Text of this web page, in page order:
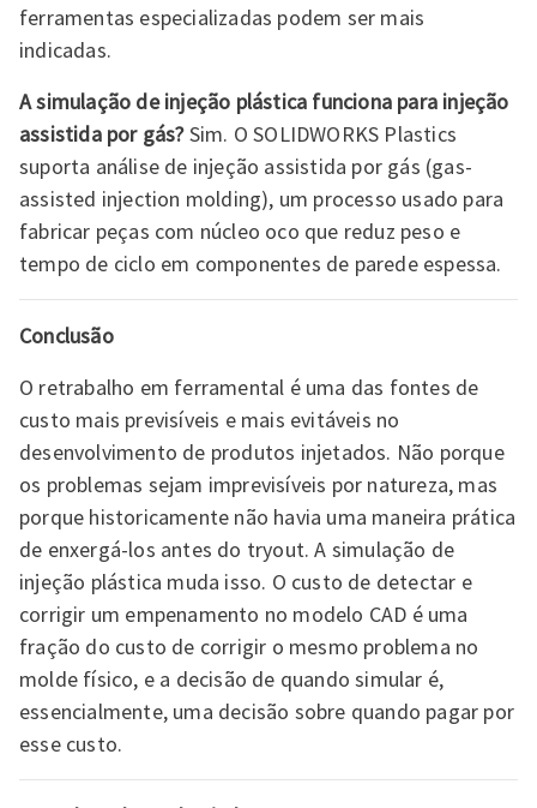
ferramentas especializadas podem ser mais
indicadas.
A simulação de injeção plástica funciona para injeção
assistida por gás?Sim. O SOLIDWORKS Plastics
suporta análise de injeção assistida por gás (gas-
assisted injection molding), um processo usado para
fabricar peças com núcleo oco que reduz peso e
tempo de ciclo em componentes de parede espessa.
Conclusão
O retrabalho em ferramental é uma das fontes de
custo mais previsíveis e mais evitáveis no
desenvolvimento de produtos injetados. Não porque
os problemas sejam imprevisíveis por natureza, mas
porque historicamente não havia uma maneira prática
de enxergá-los antes do tryout. A simulação de
injeção plástica muda isso. O custo de detectar e
corrigir um empenamento no modelo CAD é uma
fração do custo de corrigir o mesmo problema no
molde físico, e a decisão de quando simular é,
essencialmente, uma decisão sobre quando pagar por
esse custo.